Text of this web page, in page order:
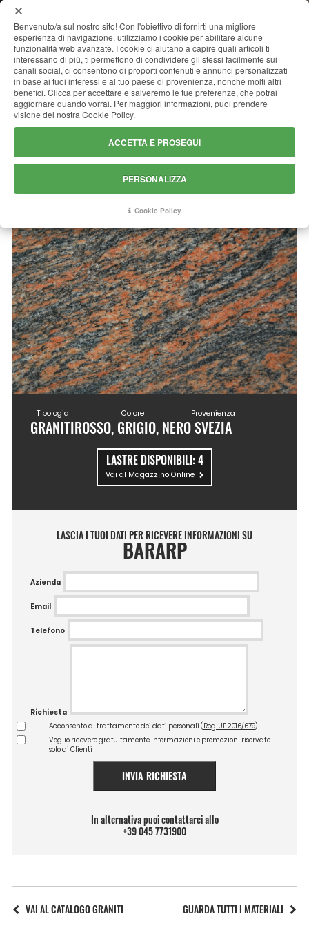
BARARP
Tipologia
GRANITI
Colore
ROSSO, GRIGIO, NERO
Provenienza
SVEZIA
LASTRE DISPONIBILI:4
Vai al Magazzino Online
LASCIA I TUOI DATI PER RICEVERE INFORMAZIONI SU
BARARP
Azienda
Email
Telefono
Richiesta
Acconsento al trattamento dei dati personali ( Reg. UE 2016/679)
Voglio ricevere gratuitamente informazioni e promozioni riservate
solo ai Clienti
INVIA RICHIESTA
In alternativa puoi contattarci allo
+39 045 7731900
VAI AL CATALOGO GRANITI GUARDA TUTTI I MATERIALI
Benvenuto/a sul nostro sito! Con l'obiettivo di fornirti una migliore
esperienza di navigazione, utilizziamo i cookie per abilitare alcune
funzionalità web avanzate. I cookie ci aiutano a capire quali articoli ti
interessano di più, ti permettono di condividere gli stessi facilmente sui
canali social, ci consentono di proporti contenuti e annunci personalizzati
in base ai tuoi interessi e al tuo paese di provenienza, nonché molti altri
benefici. Clicca per accettare e salveremo le tue preferenze, che potrai
aggiornare quando vorrai. Per maggiori informazioni, puoi prendere
visione del nostra Cookie Policy.
ACCETTA E PROSEGUI
PERSONALIZZA
Cookie Policy